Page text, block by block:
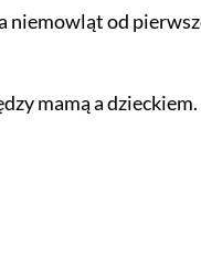
od
mamą a dzieckiem.